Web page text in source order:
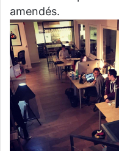
amendés.